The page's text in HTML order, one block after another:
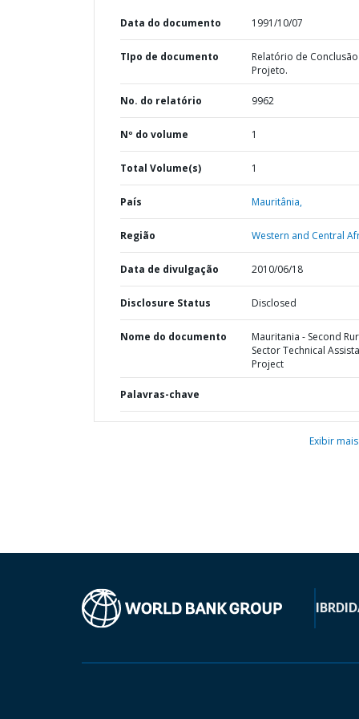
Data do documento 1991/10/07
TIpo de documento
Relatório de
Projeto.
No. do relatório 9962
Nº do volume 1
Total Volume(s) 1
País Mauritânia,
Região Western and Central
Data de divulgação 2010/06/18
Disclosure Status Disclosed
Nome do documento
Mauritania - Second
Sector Technical
Project
Palavras-chave
Exibir mais
IBRD